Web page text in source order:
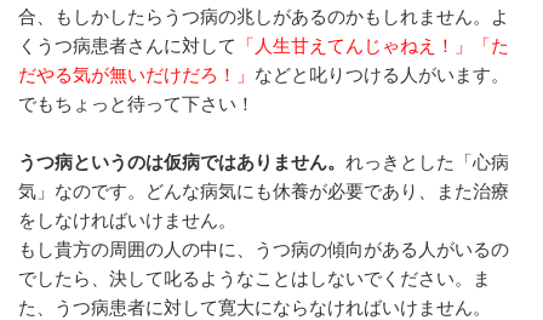
合、
もしかしたらうつ病の兆しがあるのかもしれません。 よ
くうつ病患者さんに対して 「人生甘えてんじゃねえ！」「た
だやる気が無いだけだろ！」 などと叱りつける人がいます。
でもちょっと待って下さい！
うつ病というのは仮病ではありません。 れっきとした「心病
気」なのです。どんな病気にも休養が必要であり、また治療
をしなければいけません。
もし貴方の周囲の人の中に、うつ病の傾向がある人がいるの
でしたら、決して叱るようなことはしないでください。ま
た、うつ病患者に対して寛大にならなければいけません。